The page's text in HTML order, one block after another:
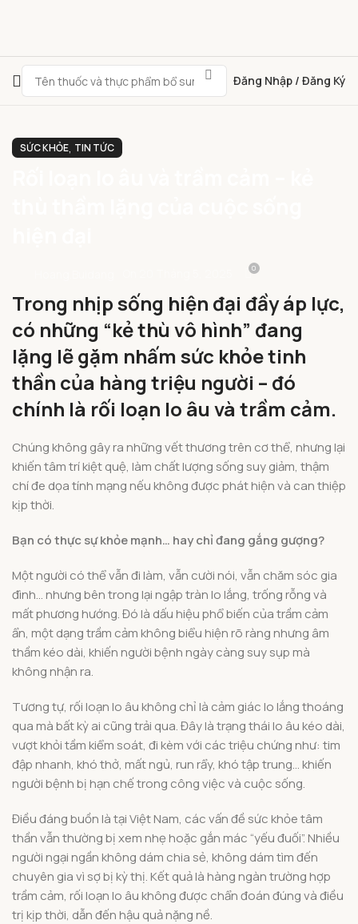
Đăng Nhập / Đăng Ký
SỨC KHỎE, TIN TỨC
0
Trong nhịp sống hiện đại đầy áp lực,
có những “kẻ thù vô hình” đang
lặng lẽ gặm nhấm sức khỏe tinh
thần của hàng triệu người – đó
chính là rối loạn lo âu và trầm cảm.
Chúng không gây ra những vết thương trên cơ thể, nhưng lại
khiến tâm trí kiệt quệ, làm chất lượng sống suy giảm, thậm
chí đe dọa tính mạng nếu không được phát hiện và can thiệp
kịp thời.
Bạn có thực sự khỏe mạnh… hay chỉ đang gắng gượng?
Một người có thể vẫn đi làm, vẫn cười nói, vẫn chăm sóc gia
đình… nhưng bên trong lại ngập tràn lo lắng, trống rỗng và
mất phương hướng. Đó là dấu hiệu phổ biến của trầm cảm
ẩn, một dạng trầm cảm không biểu hiện rõ ràng nhưng âm
thầm kéo dài, khiến người bệnh ngày càng suy sụp mà
không nhận ra.
Tương tự, rối loạn lo âu không chỉ là cảm giác lo lắng thoáng
qua mà bất kỳ ai cũng trải qua. Đây là trạng thái lo âu kéo dài,
vượt khỏi tầm kiểm soát, đi kèm với các triệu chứng như: tim
đập nhanh, khó thở, mất ngủ, run rẩy, khó tập trung… khiến
người bệnh bị hạn chế trong công việc và cuộc sống.
Điều đáng buồn là tại Việt Nam, các vấn đề sức khỏe tâm
thần vẫn thường bị xem nhẹ hoặc gắn mác “yếu đuối”. Nhiều
người ngại ngần không dám chia sẻ, không dám tìm đến
chuyên gia vì sợ bị kỳ thị. Kết quả là hàng ngàn trường hợp
trầm cảm, rối loạn lo âu không được chẩn đoán đúng và điều
trị kịp thời, dẫn đến hậu quả nặng nề.